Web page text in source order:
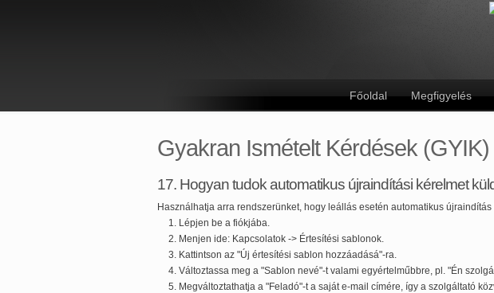
Főoldal Megfigyelés
Gyakran Ismételt Kérdések (GYIK)
17. Hogyan tudok automatikus újraindítási kérelmet
Használhatja arra rendszerünket, hogy leállás esetén automatikus
Lépjen be a fiókjába.
Menjen ide: Kapcsolatok -> Értesítési sablonok.
Kattintson az "Új értesítési sablon hozzáadásá"-ra.
Változtassa meg a "Sablon nevé"-t valami egyértelműbbre, pl. "Én
Megváltoztathatja a "Feladó"-t a saját e-mail címére, így a szolgáltató